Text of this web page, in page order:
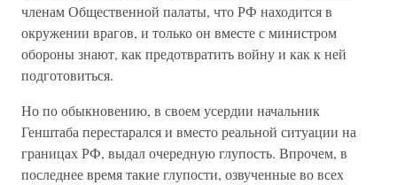
членам Общественной палаты, что РФ находится в
окружении врагов, и только он вместе с министром
обороны знают, как предотвратить войну и как к ней
подготовиться.
Но по обыкновению, в своем усердии начальник
Генштаба перестарался и вместо реальной ситуации на
границах РФ, выдал очередную глупость. Впрочем, в
последнее время такие глупости, озвученные во всех